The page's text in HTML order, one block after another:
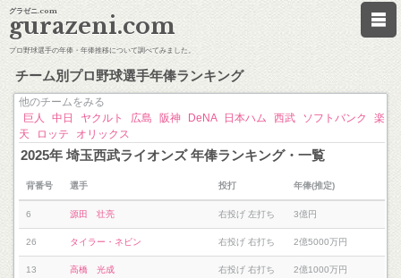
グラゼニ.com
gurazeni.com
プロ野球選手の年俸・年俸推移について調べてみました。
チーム別プロ野球選手年俸ランキング
他のチームをみる
巨人
中日 ヤクルト 広島 阪神 DeNA 日本ハム 西武 ソフトバンク
楽
天
ロッテ オリックス
2025年 埼玉西武ライオンズ 年俸ランキング・一覧
背番号 選手 投打 年俸(推定)
6 源田 壮亮 右投げ 左打ち 3億円
26 タイラー・ネビン 右投げ 右打ち 2億5000万円
13 高橋 光成 右投げ 右打ち 2億1000万円